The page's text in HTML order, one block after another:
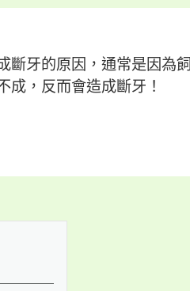
斷牙的原因，通常是因為
成，反而會造成斷牙！